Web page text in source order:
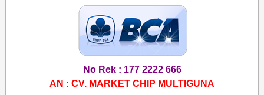
No Rek : 177 2222 666
AN : CV. MARKET CHIP MULTIGUNA